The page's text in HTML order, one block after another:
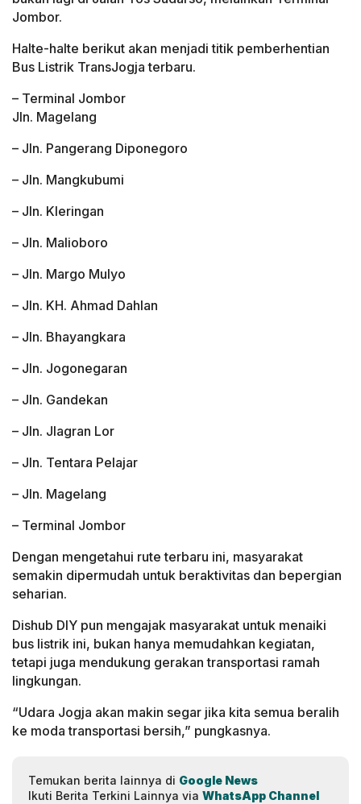
Jombor.
Halte-halte berikut akan menjadi titik pemberhentian
Bus Listrik TransJogja terbaru.
– Terminal Jombor
Jln. Magelang
– Jln. Pangerang Diponegoro
– Jln. Mangkubumi
– Jln. Kleringan
– Jln. Malioboro
– Jln. Margo Mulyo
– Jln. KH. Ahmad Dahlan
– Jln. Bhayangkara
– Jln. Jogonegaran
– Jln. Gandekan
– Jln. Jlagran Lor
– Jln. Tentara Pelajar
– Jln. Magelang
– Terminal Jombor
Dengan mengetahui rute terbaru ini, masyarakat
semakin dipermudah untuk beraktivitas dan bepergian
seharian.
Dishub DIY pun mengajak masyarakat untuk menaiki
bus listrik ini, bukan hanya memudahkan kegiatan,
tetapi juga mendukung gerakan transportasi ramah
lingkungan.
“Udara Jogja akan makin segar jika kita semua beralih
ke moda transportasi bersih,” pungkasnya.
Temukan berita lainnya di Google News
Ikuti Berita Terkini Lainnya via WhatsApp Channel